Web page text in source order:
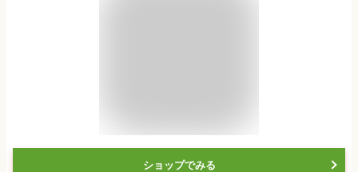
ショップでみる